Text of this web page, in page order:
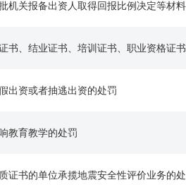
机关报备出资人取得回报比例决定等材
书、结业证书、培训证书、职业资格证
出资或者抽逃出资的处罚
教育教学的处罚
证书的单位承揽地震安全性评价业务的